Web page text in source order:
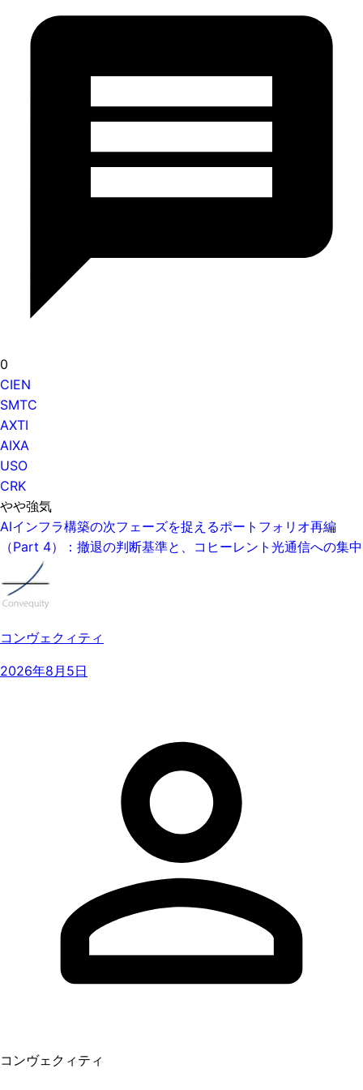
0
CIEN
SMTC
AXTI
AIXA
USO
CRK
やや強気
AIインフラ構築の次フェーズを捉えるポートフォリオ再編
（Part 4）：撤退の判断基準と、コヒーレント光通信への集中
コンヴェクィティ
2026年8月5日
コンヴェクィティ